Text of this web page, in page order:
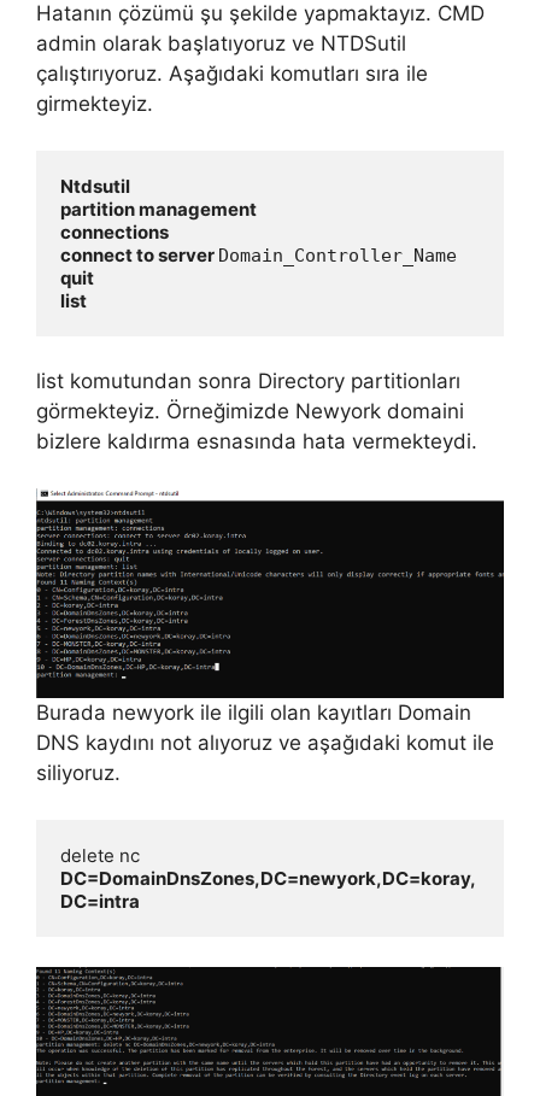
Hatanın çözümü şu şekilde yapmaktayız. CMD
admin olarak başlatıyoruz ve NTDSutil
çalıştırıyoruz. Aşağıdaki komutları sıra ile
girmekteyiz.
Ntdsutil
partition management
connections
connect to server Domain_Controller_Name
quit
list
list komutundan sonra Directory partitionları
görmekteyiz. Örneğimizde Newyork domaini
bizlere kaldırma esnasında hata vermekteydi.
Burada newyork ile ilgili olan kayıtları Domain
DNS kaydını not alıyoruz ve aşağıdaki komut ile
siliyoruz.
DC=DomainDnsZones,DC=newyork,DC=koray,
DC=intra